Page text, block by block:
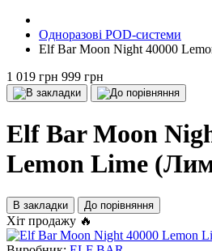
Одноразові POD-системи
Elf Bar Moon Night 40000
1 019 грн 999 грн
Elf Bar Moon
Lemon Limе
В закладки До порівняння
Хіт продажу 🔥